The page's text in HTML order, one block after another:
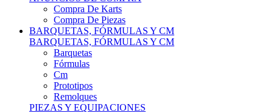
Compra De Piezas
BARQUETAS, FÓRMULAS Y CM
BARQUETAS, FÓRMULAS Y CM
Barquetas
Fórmulas
Cm
Prototipos
Remolques
PIEZAS Y EQUIPACIONES
Mecánica